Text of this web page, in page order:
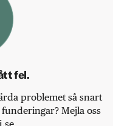
fel.
problemet så snart
Mejla oss